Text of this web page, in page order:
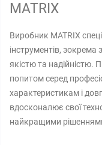
MATRIX
Виробник MATRIX
інструментів,
якістю та надійністю.
попитом серед
характеристикам і
вдосконалює свої
найкращими